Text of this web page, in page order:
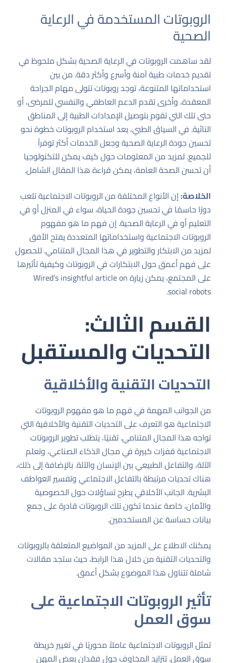
الروبوتات المستخدمة في الرعاية
الصحية
لقد ساهمت الروبوتات في الرعاية الصحية بشكل ملحوظ في
تقديم خدمات طبية آمنة وأسرع وأكثر دقة. من بين
استخداماتها المتنوعة، توجد روبوتات تتولى مهام الجراحة
المعقدة، وأخرى تقدم الدعم العاطفي والنفسي للمرضى، أو
حتى تلك التي تقوم بتوصيل الإمدادات الطبية إلى المناطق
النائية. في السياق الطبي، يعد استخدام الروبوتات خطوة نحو
تحسين جودة الرعاية الصحية وجعل الخدمات أكثر توفراً
للجميع. لمزيد من المعلومات حول كيف يمكن للتكنولوجيا
أن تحسن الصحة العامة، يمكن قراءة هذا المقال الشامل.
الخلاصة:إن الأنواع المختلفة من الروبوتات الاجتماعية تلعب
دورًا حاسمًا في تحسين جودة الحياة، سواء في المنزل أو في
التعليم أو في الرعاية الصحية. إن فهم ما هو مفهوم
الروبوتات الاجتماعية واستخداماتها المتعددة يفتح الأفق
لمزيد من الابتكار والتطوير في هذا المجال المتنامي. للحصول
على فهم أعمق حول الابتكارات في الروبوتات وكيفية تأثيرها
على المجتمع، يمكن زيارةWired’s insightful article on
social robots
.
القسم الثالث:
التحديات والمستقبل
التحديات التقنية والأخلاقية
من الجوانب المهمة في فهم ما هو مفهوم الروبوتات
الاجتماعية هو التعرف على التحديات التقنية والأخلاقية التي
تواجه هذا المجال المتنامي. تقنيًا، يتطلب تطوير الروبوتات
الاجتماعية قفزات كبيرة في مجال الذكاء الصناعي، وتعلم
الآلة، والتفاعل الطبيعي بين الإنسان والآلة. بالإضافة إلى ذلك،
هناك تحديات مرتبطة بالتفاعل الاجتماعي وتفسير العواطف
البشرية. الجانب الأخلاقي يطرح تساؤلات حول الخصوصية
والأمان، خاصة عندما تكون تلك الروبوتات قادرة على جمع
بيانات حساسة عن المستخدمين.
يمكنك الاطلاع على المزيد من المواضيع المتعلقة بالروبوتات
والتحديات التقنية من خلال هذا الرابط، حيث ستجد مقالات
شاملة تتناول هذا الموضوع بشكل أعمق.
تأثير الروبوتات الاجتماعية على
سوق العمل
تمثل الروبوتات الاجتماعية عاملاً محوريًا في تغيير خريطة
سوق العمل. تتزايد المخاوف حول فقدان بعض المهن